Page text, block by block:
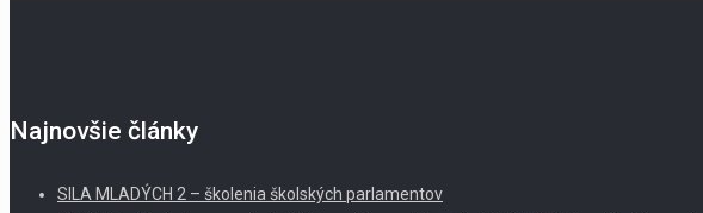
Najnovšie články
SILA MLADÝCH 2 – školenia školských parlamentov